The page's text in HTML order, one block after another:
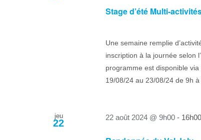
Stage d’été Multi-
Une semaine remplie
inscription à la journée selon
programme est disponible
19/08/24 au 23/08/24 de 9h
jeu
22
22 août 2024 @ 9h00- 16h00